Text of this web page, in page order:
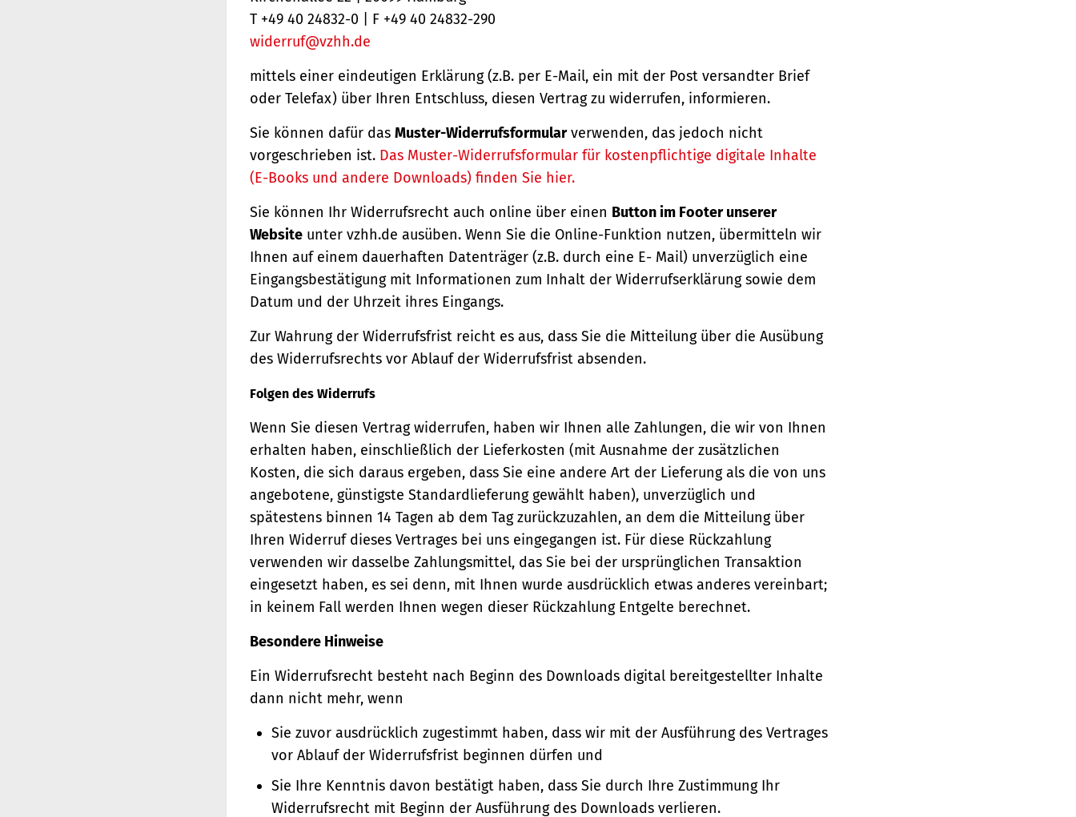
T +49 40 24832-0 | F +49 40 24832-290
widerruf@vzhh.de
mittels einer eindeutigen Erklärung (z.B. per E-Mail, ein mit der Post versandter Brief
oder Telefax) über Ihren Entschluss, diesen Vertrag zu widerrufen, informieren.
Sie können dafür das Muster-Widerrufsformularverwenden, das jedoch nicht
vorgeschrieben ist. Das Muster-Widerrufsformular für kostenpflichtige digitale Inhalte
(E-Books und andere Downloads) finden Sie hier.
Sie können Ihr Widerrufsrecht auch online über einen Button im Footer unserer
Website unter vzhh.de ausüben. Wenn Sie die Online-Funktion nutzen, übermitteln wir
Ihnen auf einem dauerhaften Datenträger (z.B. durch eine E- Mail) unverzüglich eine
Eingangsbestätigung mit Informationen zum Inhalt der Widerrufserklärung sowie dem
Datum und der Uhrzeit ihres Eingangs.
Zur Wahrung der Widerrufsfrist reicht es aus, dass Sie die Mitteilung über die Ausübung
des Widerrufsrechts vor Ablauf der Widerrufsfrist absenden.
Folgen des Widerrufs
Wenn Sie diesen Vertrag widerrufen, haben wir Ihnen alle Zahlungen, die wir von Ihnen
erhalten haben, einschließlich der Lieferkosten (mit Ausnahme der zusätzlichen
Kosten, die sich daraus ergeben, dass Sie eine andere Art der Lieferung als die von uns
angebotene, günstigste Standardlieferung gewählt haben), unverzüglich und
spätestens binnen 14 Tagen ab dem Tag zurückzuzahlen, an dem die Mitteilung über
Ihren Widerruf dieses Vertrages bei uns eingegangen ist. Für diese Rückzahlung
verwenden wir dasselbe Zahlungsmittel, das Sie bei der ursprünglichen Transaktion
eingesetzt haben, es sei denn, mit Ihnen wurde ausdrücklich etwas anderes vereinbart;
in keinem Fall werden Ihnen wegen dieser Rückzahlung Entgelte berechnet.
Besondere Hinweise
Ein Widerrufsrecht besteht nach Beginn des Downloads digital bereitgestellter Inhalte
dann nicht mehr, wenn
Sie zuvor ausdrücklich zugestimmt haben, dass wir mit der Ausführung des Vertrages
vor Ablauf der Widerrufsfrist beginnen dürfen und
Sie Ihre Kenntnis davon bestätigt haben, dass Sie durch Ihre Zustimmung Ihr
Widerrufsrecht mit Beginn der Ausführung des Downloads verlieren.